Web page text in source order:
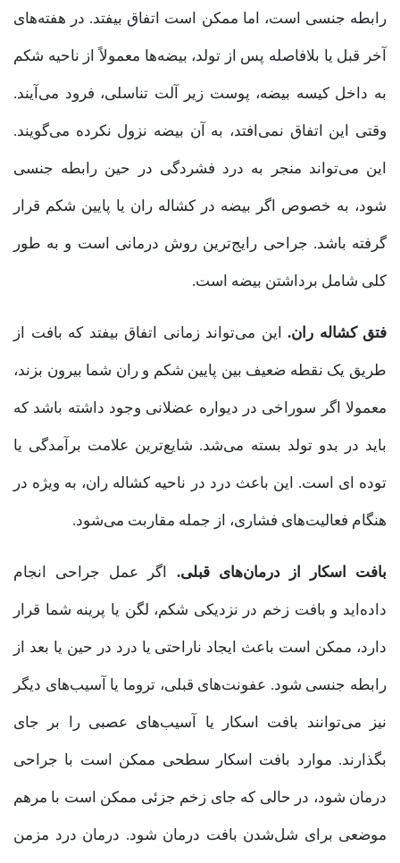
رابطه جنسی است، اما ممکن است اتفاق بیفتد. در هفته‌های
آخر قبل یا بلافاصله پس از تولد، بیضه‌ها معمولاً از ناحیه شکم
به داخل کیسه بیضه، پوست زیر آلت تناسلی، فرود می‌آیند.
وقتی این اتفاق نمی‌افتد، به آن بیضه نزول نکرده می‌گویند.
این می‌تواند منجر به درد فشردگی در حین رابطه جنسی
شود، به خصوص اگر بیضه در کشاله ران یا پایین شکم قرار
گرفته باشد. جراحی رایج‌ترین روش درمانی است و به طور
کلی شامل برداشتن بیضه است.
فتق کشاله ران. این می‌تواند زمانی اتفاق بیفتد که بافت از
طریق یک نقطه ضعیف بین پایین شکم و ران شما بیرون بزند،
معمولا اگر سوراخی در دیواره عضلانی وجود داشته باشد که
باید در بدو تولد بسته می‌شد. شایع‌ترین علامت برآمدگی یا
توده ای است. این باعث درد در ناحیه کشاله ران، به ویژه در
هنگام فعالیت‌های فشاری، از جمله مقاربت می‌شود.
بافت اسکار از درمان‌های قبلی. اگر عمل جراحی انجام
داده‌اید و بافت زخم در نزدیکی شکم، لگن یا پرینه شما قرار
دارد، ممکن است باعث ایجاد ناراحتی یا درد در حین یا بعد از
رابطه جنسی شود. عفونت‌های قبلی، تروما یا آسیب‌های دیگر
نیز می‌توانند بافت اسکار یا آسیب‌های عصبی را بر جای
بگذارند. موارد بافت اسکار سطحی ممکن است با جراحی
درمان شود، در حالی که جای زخم جزئی ممکن است با مرهم
موضعی برای شل‌شدن بافت درمان شود. درمان درد مزمن